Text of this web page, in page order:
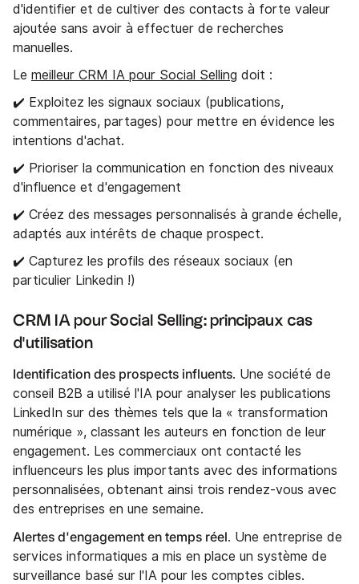
d'identifier et de cultiver des contacts à forte valeur
ajoutée sans avoir à effectuer de recherches
manuelles.
Le meilleur CRM IA pour Social Selling doit :
✔️ Exploitez les signaux sociaux (publications,
commentaires, partages) pour mettre en évidence les
intentions d'achat.
✔️ Prioriser la communication en fonction des niveaux
d'influence et d'engagement
✔️ Créez des messages personnalisés à grande échelle,
adaptés aux intérêts de chaque prospect.
✔️ Capturez les profils des réseaux sociaux (en
particulier Linkedin !)
CRM IA pour Social Selling: principaux cas
d'utilisation
Identification des prospects influents. Une société de
conseil B2B a utilisé l'IA pour analyser les publications
LinkedIn sur des thèmes tels que la « transformation
numérique », classant les auteurs en fonction de leur
engagement. Les commerciaux ont contacté les
influenceurs les plus importants avec des informations
personnalisées, obtenant ainsi trois rendez-vous avec
des entreprises en une semaine.
Alertes d'engagement en temps réel. Une entreprise de
services informatiques a mis en place un système de
surveillance basé sur l'IA pour les comptes cibles.